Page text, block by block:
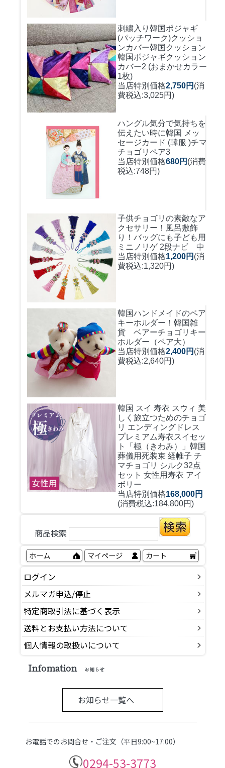
刺繍入り韓国ポジャギ
(パッチワーク)クッショ
ンカバー韓国クッション
韓国ポジャギクッション
カバー2 (おまかせカラー
1枚)
当店特別価格2,750円 (消
費税込:3,025円)
ハングル気分で気持ちを
伝えたい時に韓国 メッ
セージカード (韓服 )チマ
チョゴリペア3
当店特別価格680円 (消費
税込:748円)
子供チョゴリの素敵なア
クセサリー！風呂敷飾
り！バッグにも子ども用
ミニノリゲ 2段ナビ 中
当店特別価格1,200円 (消
費税込:1,320円)
韓国ハンドメイドのペア
キーホルダー！ 韓国雑
貨 ベアーチョゴリキー
ホルダー（ペア大）
当店特別価格2,400円 (消
費税込:2,640円)
韓国 スイ 寿衣 スウィ 美
しく旅立つためのチョゴ
リ エンディングドレス
プレミアム寿衣スイセッ
ト「極（きわみ）」韓国
葬儀用死装束 経帷子 チ
マチョゴリ シルク32点
セット 女性用寿衣 アイ
ボリー
当店特別価格168,000円
(消費税込:184,800円)
商品検索
ホーム マイページ カート
ログイン
メルマガ申込/停止
特定商取引法に基づく表示
送料とお支払い方法について
個人情報の取扱いについて
Infomation お知らせ
お知らせ一覧へ
お電話でのお問合せ・ご注文（平日9:00~17:00）
0294-53-3773